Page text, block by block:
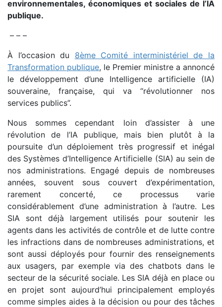
environnementales, économiques et sociales de l’IA
publique.
– – –
À l’occasion du 8ème Comité interministériel de la
Transformation publique, le Premier ministre a annoncé
le développement d’une Intelligence artificielle (IA)
souveraine, française, qui va “révolutionner nos
services publics”.
Nous sommes cependant loin d’assister à une
révolution de l’IA publique, mais bien plutôt à la
poursuite d’un déploiement très progressif et inégal
des Systèmes d’Intelligence Artificielle (SIA) au sein de
nos administrations. Engagé depuis de nombreuses
années, souvent sous couvert d’expérimentation,
rarement concerté, ce processus varie
considérablement d’une administration à l’autre. Les
SIA sont déjà largement utilisés pour soutenir les
agents dans les activités de contrôle et de lutte contre
les infractions dans de nombreuses administrations, et
sont aussi déployés pour fournir des renseignements
aux usagers, par exemple via des chatbots dans le
secteur de la sécurité sociale. Les SIA déjà en place ou
en projet sont aujourd’hui principalement employés
comme simples aides à la décision ou pour des tâches